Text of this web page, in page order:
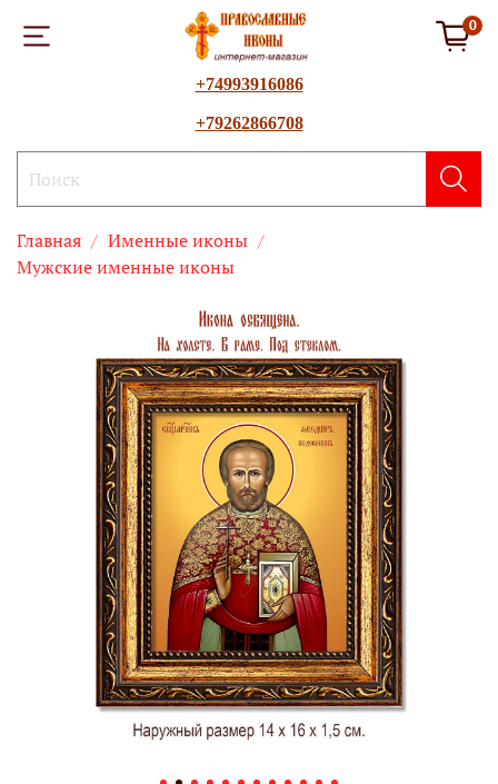
0
+74993916086
+79262866708
Главная
Именные иконы
Мужские именные иконы